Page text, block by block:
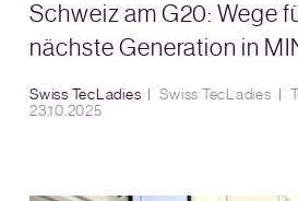
Schweiz am G20: Wege
nächste Generation in
Swiss TecLadies Swiss TecLadies
23.10.2025